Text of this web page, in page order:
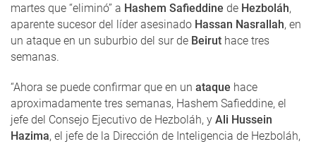
martes que “eliminó” a Hashem Safieddine de Hezboláh,
aparente sucesor del líder asesinado Hassan Nasrallah, en
un ataque en un suburbio del sur de Beirut hace tres
semanas.
“Ahora se puede confirmar que en un ataque hace
aproximadamente tres semanas, Hashem Safieddine, el
jefe del Consejo Ejecutivo de Hezboláh, y Ali Hussein
Hazima, el jefe de la Dirección de Inteligencia de Hezboláh,